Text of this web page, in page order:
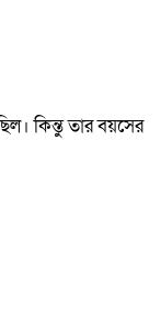
কিন্তু তার বয়সের